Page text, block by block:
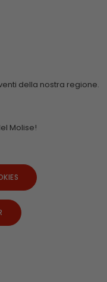
della nostra regione.
Molise!